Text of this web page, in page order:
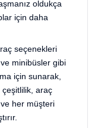
oldukça
için daha
seçenekleri
minibüsler gibi
için sunarak,
çeşitlilik, araç
her müşteri